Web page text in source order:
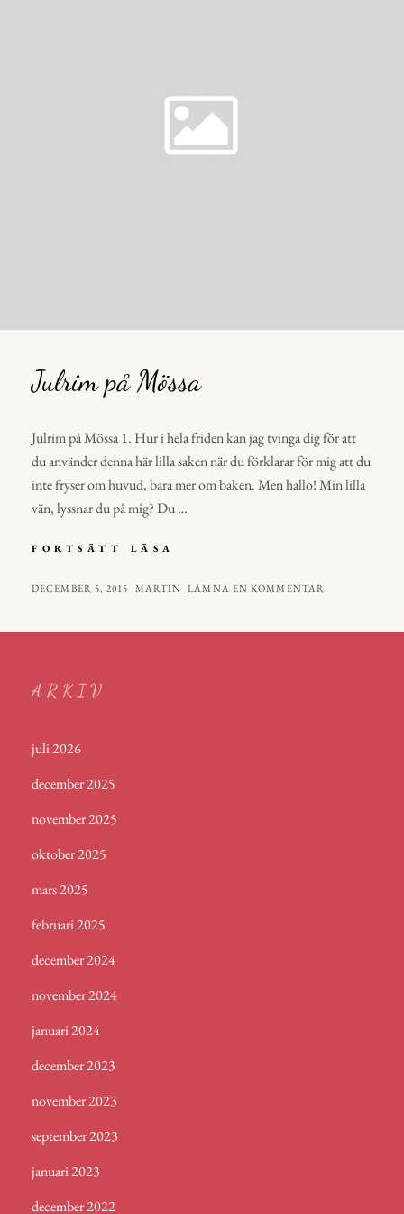
Julrim på Mössa
Julrim på Mössa 1. Hur i hela friden kan jag tvinga dig för att
du använder denna här lilla saken när du förklarar för mig att du
inte fryser om huvud, bara mer om baken. Men hallo! Min lilla
vän, lyssnar du på mig? Du …
FORTSÄTT LÄSA
MÖSSA
PUBLICERAT
DECEMBER 5, 2015 AV
MARTIN LÄMNA EN KOMMENTAR
ARKIV
juli 2026
december 2025
november 2025
oktober 2025
mars 2025
februari 2025
december 2024
november 2024
januari 2024
december 2023
november 2023
september 2023
januari 2023
december 2022